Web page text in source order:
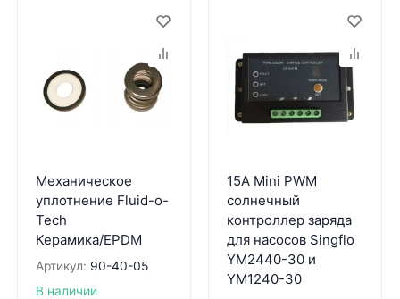
Механическое
уплотнение Fluid-o-
Tech
Керамика/EPDM
Артикул: 90-40-05
В наличии
15A Mini PWM
солнечный
контроллер заряда
для насосов Singflo
YM2440-30 и
YM1240-30